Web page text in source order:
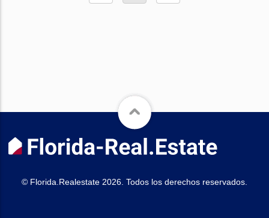
© Florida.Realestate 2026. Todos los derechos reservados.